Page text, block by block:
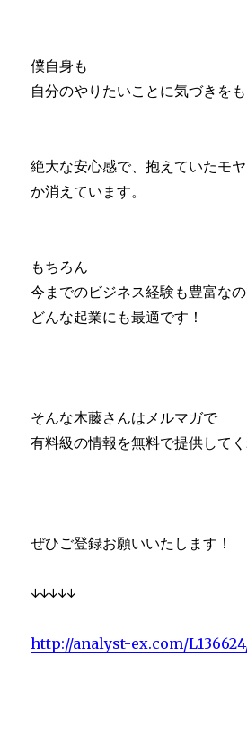
僕自身も
自分のやりたいことに気づきをも
絶大な安心感で、抱えていたモ
か消えています。
もちろん
今までのビジネス経験も豊富な
どんな起業にも最適です！
そんな木藤さんはメルマガで
有料級の情報を無料で提供してく
ぜひご登録お願いいたします！
↓↓↓↓↓
http://analyst-ex.com/L136624/